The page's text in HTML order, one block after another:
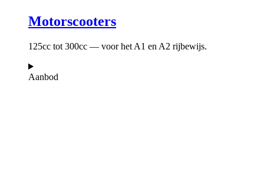
Motorscooters
125cc tot 300cc — voor het A1 en A2 rijbewijs.
Aanbod